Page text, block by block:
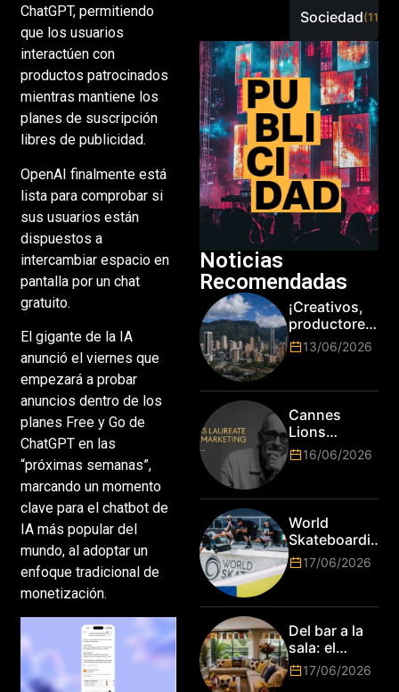
ChatGPT, permitiendo
que los usuarios
interactúen con
productos patrocinados
mientras mantiene los
planes de suscripción
libres de publicidad.
OpenAI finalmente está
lista para comprobar si
sus usuarios están
dispuestos a
intercambiar espacio en
pantalla por un chat
gratuito.
El gigante de la IA
anunció el viernes que
empezará a probar
anuncios dentro de los
planes Free y Go de
ChatGPT en las
“próximas semanas”,
marcando un momento
clave para el chatbot de
IA más popular del
mundo, al adoptar un
enfoque tradicional de
monetización.
Sociedad(115)
Noticias
Recomendadas
¡Creativos,
productores
y cracks de
la tecnología
es hora de
subir de
nivel! Las
marcas más
top del
13/06/2026
Cannes
Lions
anuncia a
Jim Stengel
primer Lions
Laureate for
Marketing
16/06/2026
World
Skateboarding
Tour:
¡Resultados
Mundo de
Park de Roma
2026!
17/06/2026
Del bar a la
sala: el
Mundial
2026 vuelve
17/06/2026